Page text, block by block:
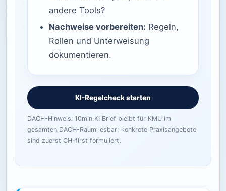
andere Tools?
Nachweise vorbereiten: Regeln,
Rollen und Unterweisung
dokumentieren.
KI-Regelcheck starten
DACH-Hinweis: 10min KI Brief bleibt für KMU im
gesamten DACH-Raum lesbar; konkrete Praxisangebote
sind zuerst CH-first formuliert.